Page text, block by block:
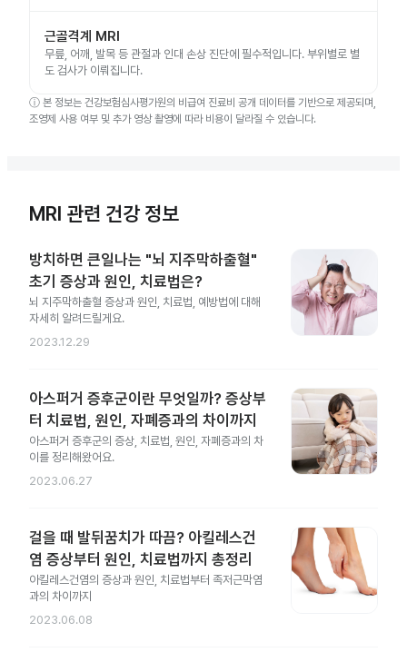
근골격계 MRI
무릎, 어깨, 발목 등 관절과 인대 손상 진단에 필수적입니다. 부위별로 별
도 검사가 이뤄집니다.
ⓘ 본 정보는 건강보험심사평가원의 비급여 진료비 공개 데이터를 기반으로 제공되며,
조영제 사용 여부 및 추가 영상 촬영에 따라 비용이 달라질 수 있습니다.
MRI 관련 건강 정보
방치하면 큰일나는 "뇌 지주막하출혈"
초기 증상과 원인, 치료법은?
뇌 지주막하출혈 증상과 원인, 치료법, 예방법에 대해
자세히 알려드릴게요.
2023.12.29
아스퍼거 증후군이란 무엇일까? 증상부
터 치료법, 원인, 자폐증과의 차이까지
아스퍼거 증후군의 증상, 치료법, 원인, 자폐증과의 차
이를 정리해왔어요.
2023.06.27
걸을 때 발뒤꿈치가 따끔? 아킬레스건
염 증상부터 원인, 치료법까지 총정리
아킬레스건염의 증상과 원인, 치료법부터 족저근막염
과의 차이까지
2023.06.08